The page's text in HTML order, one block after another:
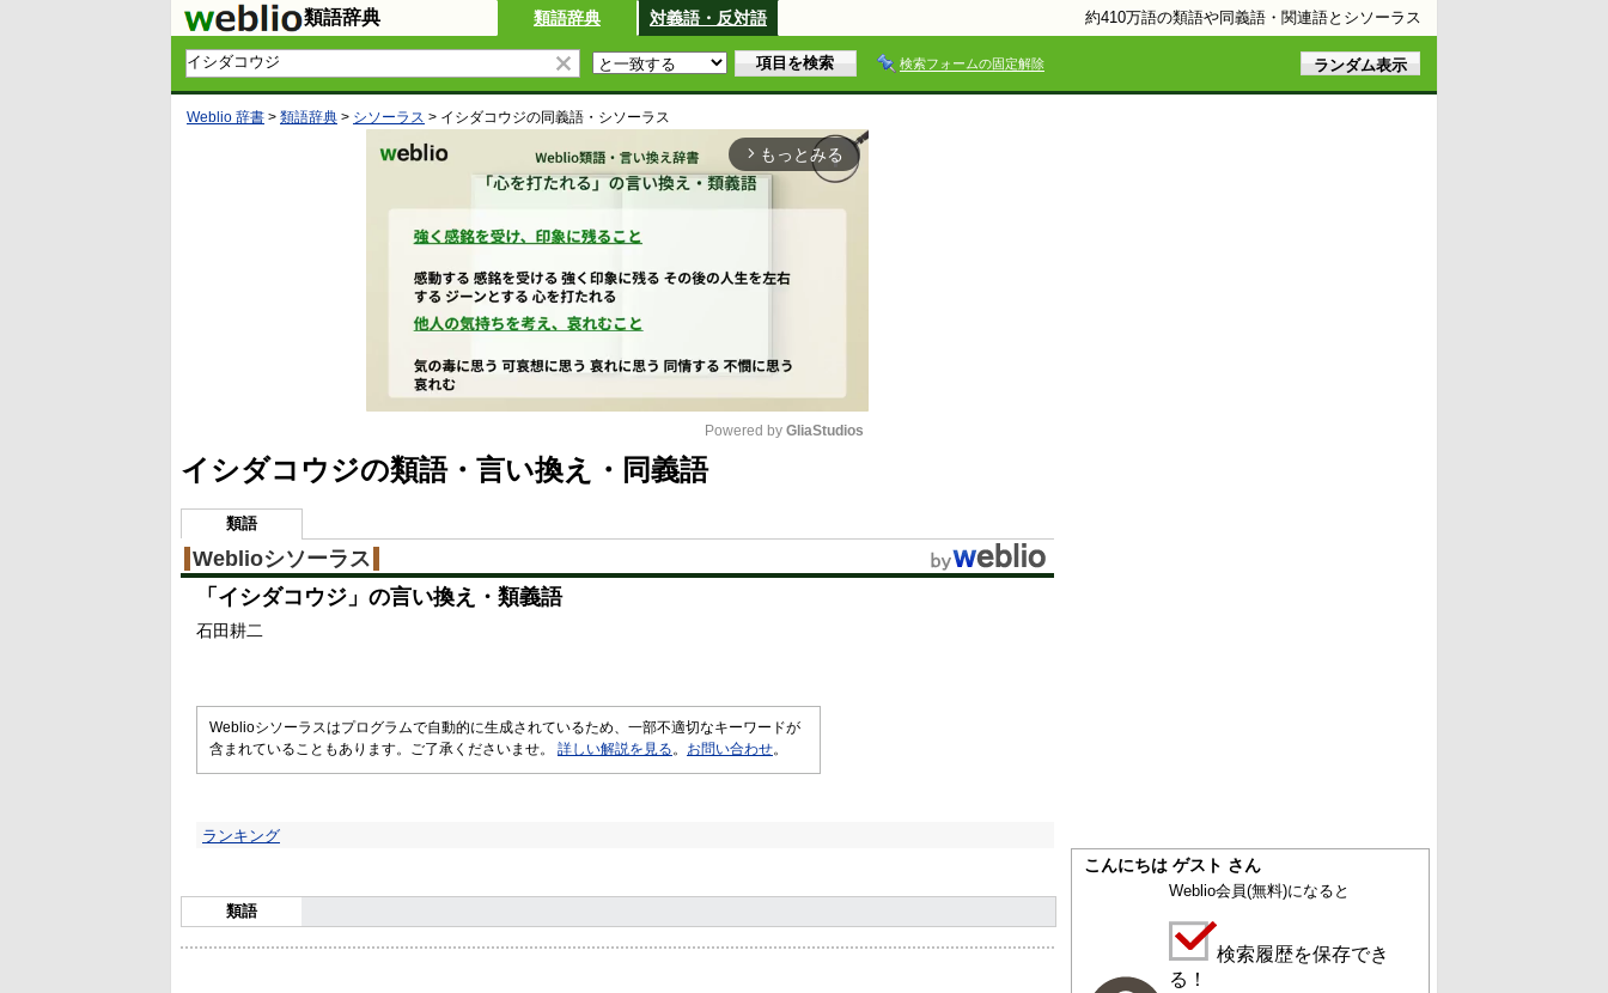
類語辞典 類語辞典 対義語・反対語 約410万語の類語や同義語・関連語とシソーラス
検索フォームの固定解除
Weblio 辞書 > 類語辞典 > シソーラス > イシダコウジの同義語・シソーラス
arrow_forward_ios もっとみる
Powered by GliaStudios
イシダコウジの類語・言い換え・同義語
類語
Weblioシソーラス
「 イシダコウジ 」の言い換え・類義語
石田耕二
Weblioシソーラスはプログラムで自動的に生成されているため、一部不適切なキーワードが
含まれていることもあります。ご了承くださいませ。 詳しい解説を見る 。 お問い合わせ。
ランキング
類語
こんにちは ゲスト さん
Weblio会員(無料)になると
検索履歴を保存でき
る！